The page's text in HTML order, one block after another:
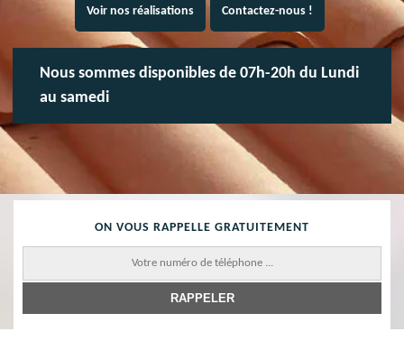
Voir nos réalisations Contactez-nous !
Nous sommes disponibles de 07h-20h du Lundi
au samedi
ON VOUS RAPPELLE GRATUITEMENT